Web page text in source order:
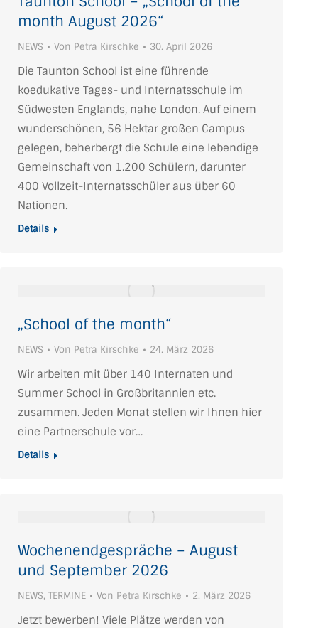
month August 2026“
NEWS Von Petra Kirschke 30. April 2026
Die Taunton School ist eine führende
koedukative Tages- und Internatsschule im
Südwesten Englands, nahe London. Auf einem
wunderschönen, 56 Hektar großen Campus
gelegen, beherbergt die Schule eine lebendige
Gemeinschaft von 1.200 Schülern, darunter
400 Vollzeit-Internatsschüler aus über 60
Nationen.
Details
„School of the month“
NEWS Von Petra Kirschke 24. März 2026
Wir arbeiten mit über 140 Internaten und
Summer School in Großbritannien etc.
zusammen. Jeden Monat stellen wir Ihnen hier
eine Partnerschule vor…
Details
Wochenendgespräche – August
und September 2026
NEWS, TERMINE Von Petra Kirschke 2. März 2026
Jetzt bewerben! Viele Plätze werden von